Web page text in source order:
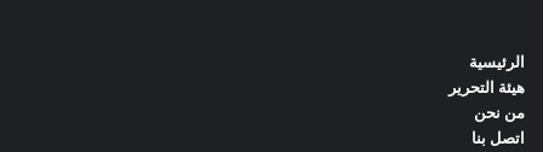
الرئيسية
هيئة التحرير
من نحن
اتصل بنا